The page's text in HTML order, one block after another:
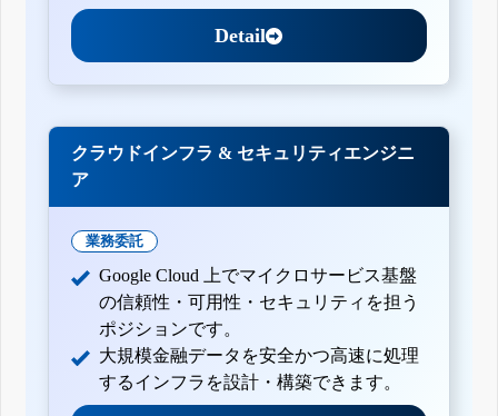
Detail
クラウドインフラ & セキュリティエンジニ
ア
業務委託
Google Cloud 上でマイクロサービス基盤
の信頼性・可用性・セキュリティを担う
ポジションです。
大規模金融データを安全かつ高速に処理
するインフラを設計・構築できます。